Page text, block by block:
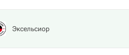
Эксельсиор